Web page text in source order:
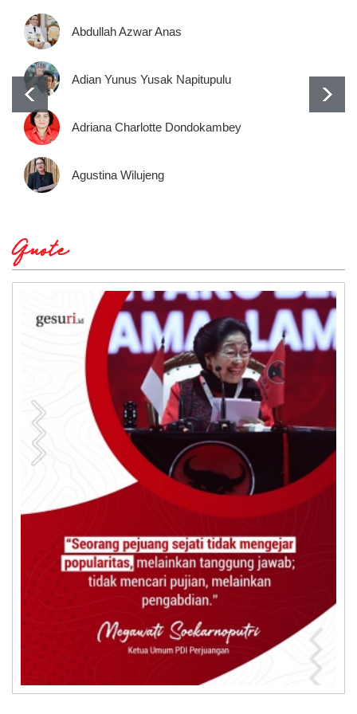
Abdullah Azwar Anas
Adian Yunus Yusak Napitupulu
Adriana Charlotte Dondokambey
Agustina Wilujeng
Quote